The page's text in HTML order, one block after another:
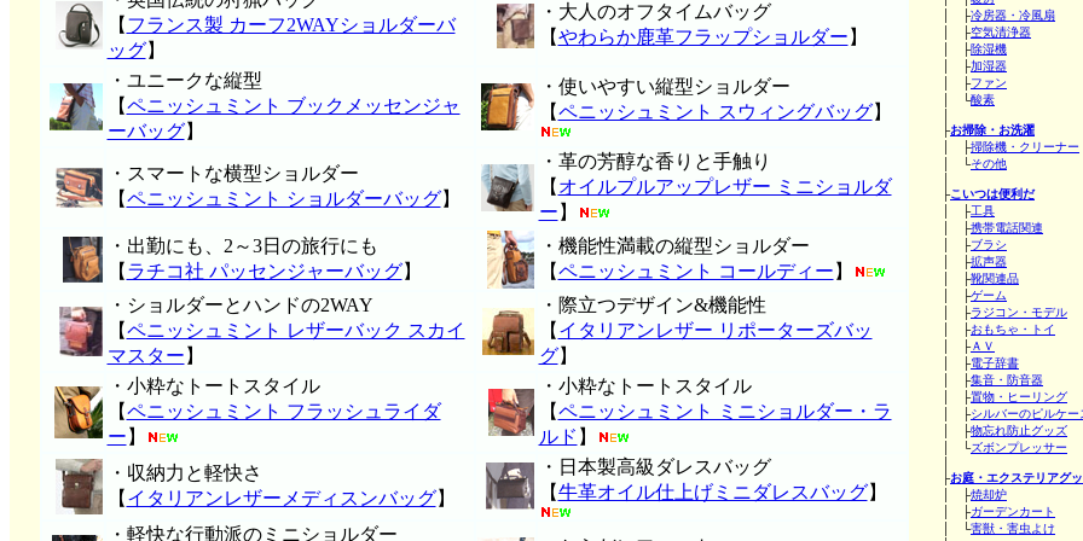
│ ├冷房器・冷風扇
│ ├空気清浄器
│ ├除湿機
│ ├加湿器
│ ├ファン
│ └酸素
├お掃除・お洗濯
│ ├掃除機・クリーナー
│ └その他
├こいつは便利だ
│ ├工具
│ ├携帯電話関連
│ ├ブラシ
│ ├拡声器
│ ├靴関連品
│ ├ゲーム
│ ├ラジコン・モデル
│ ├おもちゃ・トイ
│ ├ＡＶ
│ ├電子辞書
│ ├集音・防音器
│ ├置物・ヒーリング
│ ├シルバーのピルケー
│ ├物忘れ防止グッズ
│ └ズボンプレッサー
├お庭・エクステリアグ
│ ├焼却炉
│ ├ガーデンカート
│ └害獣・害虫よけ
【 フランス製 カーフ2WAYショルダーバ
ッグ】
・大人のオフタイムバッグ
【やわらか鹿革フラップショルダー 】
・ユニークな縦型
【ペニッシュミント ブックメッセンジャ
ーバッグ】
・使いやすい縦型ショルダー
【ペニッシュミント スウィングバッグ】
・スマートな横型ショルダー
【ペニッシュミント ショルダーバッグ】
・革の芳醇な香りと手触り
【 オイルプルアップレザー ミニショルダ
ー 】
・出勤にも、2～3日の旅行にも
【 ラチコ社 パッセンジャーバッグ】
・機能性満載の縦型ショルダー
【ペニッシュミント コールディー 】
・ショルダーとハンドの2WAY
【ペニッシュミント レザーバック スカイ
マスター 】
・際立つデザイン&機能性
【 イタリアンレザー リポーターズバッ
グ】
・小粋なトートスタイル
【ペニッシュミント フラッシュライダ
ー 】
・小粋なトートスタイル
【ペニッシュミント ミニショルダー・ラ
ルド 】
・収納力と軽快さ
【 イタリアンレザーメディスンバッグ】
・日本製高級ダレスバッグ
【牛革オイル仕上げミニダレスバッグ】
・軽快な行動派のミニショルダー